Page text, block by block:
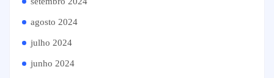
agosto 2024
julho 2024
junho 2024